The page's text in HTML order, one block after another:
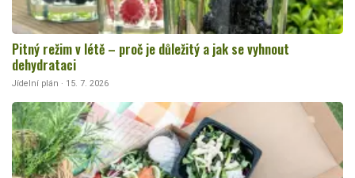
Pitný režim v létě – proč je důležitý a jak se vyhnout
dehydrataci
Jídelní plán · 15. 7. 2026